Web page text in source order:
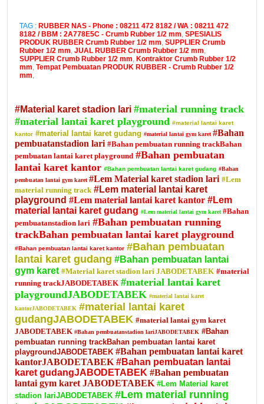
TAG : RUBBER NAS - Phone : 08211 472 8182 / WA : 08211 472
8182 / BBM : 2A778E5C - Crumb Rubber 1/2 mm, SPESIALIS
PRODUK RUBBER Crumb Rubber 1/2 mm, SUPPLIER Crumb
Rubber 1/2 mm, JUAL RUBBER Crumb Rubber 1/2 mm,
SUPPLIER Crumb Rubber 1/2 mm, Kontraktor Crumb Rubber 1/2
mm, Tempat Pembuatan PRODUK RUBBER - Crumb Rubber 1/2
mm,
#Material karet stadion lari #material running track
#material lantai karet playground #material lantai karet
kantor #material lantai karet gudang #material lantai gym karet#Bahan
pembuatanstadion lari #Bahan pembuatan running trackBahan
pembuatan lantai karet playground #Bahan pembuatan
lantai karet kantor #Bahan pembuatan lantai karet gudang #Bahan
pembuatan lantai gym karet#Lem Material karet stadion lari #Lem
material running track #Lem material lantai karet
playground #Lem material lantai karet kantor #Lem
material lantai karet gudang #Lem material lantai gym karet#Bahan
pembuatanstadion lari #Bahan pembuatan running
trackBahan pembuatan lantai karet playground
#Bahan pembuatan lantai karet kantor #Bahan pembuatan
lantai karet gudang #Bahan pembuatan lantai
gym karet #Material karet stadion lari JABODETABEK #material
running trackJABODETABEK #material lantai karet
playgroundJABODETABEK #material lantai karet
kantorJABODETABEK #material lantai karet
gudangJABODETABEK #material lantai gym karet
JABODETABEK #Bahan pembuatanstadion lariJABODETABEK #Bahan
pembuatan running trackBahan pembuatan lantai karet
playgroundJABODETABEK #Bahan pembuatan lantai karet
kantorJABODETABEK #Bahan pembuatan lantai
karet gudangJABODETABEK #Bahan pembuatan
lantai gym karet JABODETABEK #Lem Material karet
stadion lariJABODETABEK #Lem material running